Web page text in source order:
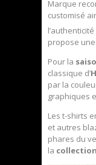
Marque
customisé
propose
Pour la
classique d’
par la
graphiques
Les t-shirts
et autres
phares du
la